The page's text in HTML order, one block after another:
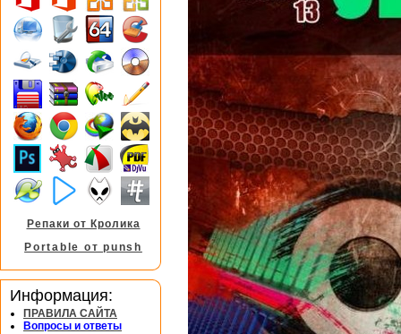
Репаки от Кролика
Portable от punsh
Информация:
ПРАВИЛА САЙТА
Вопросы и ответы